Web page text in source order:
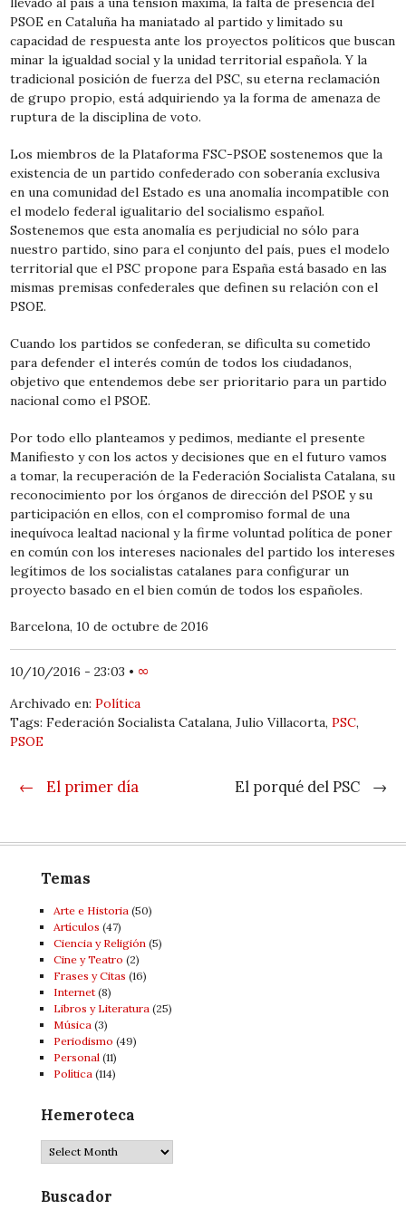
PSOE en Cataluña ha maniatado al partido y limitado su
capacidad de respuesta ante los proyectos políticos que buscan
minar la igualdad social y la unidad territorial española. Y la
tradicional posición de fuerza del PSC, su eterna reclamación
de grupo propio, está adquiriendo ya la forma de amenaza de
ruptura de la disciplina de voto.
Los miembros de la Plataforma FSC-PSOE sostenemos que la
existencia de un partido confederado con soberanía exclusiva
en una comunidad del Estado es una anomalía incompatible con
el modelo federal igualitario del socialismo español.
Sostenemos que esta anomalía es perjudicial no sólo para
nuestro partido, sino para el conjunto del país, pues el modelo
territorial que el PSC propone para España está basado en las
mismas premisas confederales que definen su relación con el
PSOE.
Cuando los partidos se confederan, se dificulta su cometido
para defender el interés común de todos los ciudadanos,
objetivo que entendemos debe ser prioritario para un partido
nacional como el PSOE.
Por todo ello planteamos y pedimos, mediante el presente
Manifiesto y con los actos y decisiones que en el futuro vamos
a tomar, la recuperación de la Federación Socialista Catalana, su
reconocimiento por los órganos de dirección del PSOE y su
participación en ellos, con el compromiso formal de una
inequívoca lealtad nacional y la firme voluntad política de poner
en común con los intereses nacionales del partido los intereses
legítimos de los socialistas catalanes para configurar un
proyecto basado en el bien común de todos los españoles.
Barcelona, 10 de octubre de 2016
10/10/2016 - 23:03 • ∞
Archivado en:Política
Tags: Federación Socialista Catalana, Julio Villacorta,PSC,
PSOE
Post navigation
← El primer día →
El porqué del PSC
Temas
Arte e Historia(50)
Artí­culos (47)
Ciencia y Religión(5)
Cine y Teatro (2)
Frases y Citas (16)
Internet(8)
Libros y Literatura(25)
Música(3)
Periodismo (49)
Personal(11)
Política(114)
Hemeroteca
Hemeroteca
Buscador